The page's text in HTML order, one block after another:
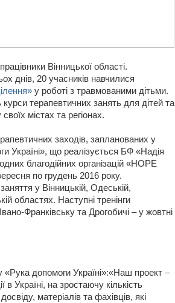
Вінницької області.
днів, 20 учасників навчилися
у роботі з травмованими дітьми.
терапевтичних занять для дітей та
містах та регіонах.
заходів, запланованих у
Україні», що реалізується БФ «Надія
благодійних організацій «HOPE
по грудень 2016 року.
у Вінницькій, Одеській,
областях. Наступні тренінги
Франківську та Дрогобичі – у жовтні
«Рука допомоги Україні»:«Наш проект –
в Україні, на зростаючу кількість
матеріалів та фахівців, які